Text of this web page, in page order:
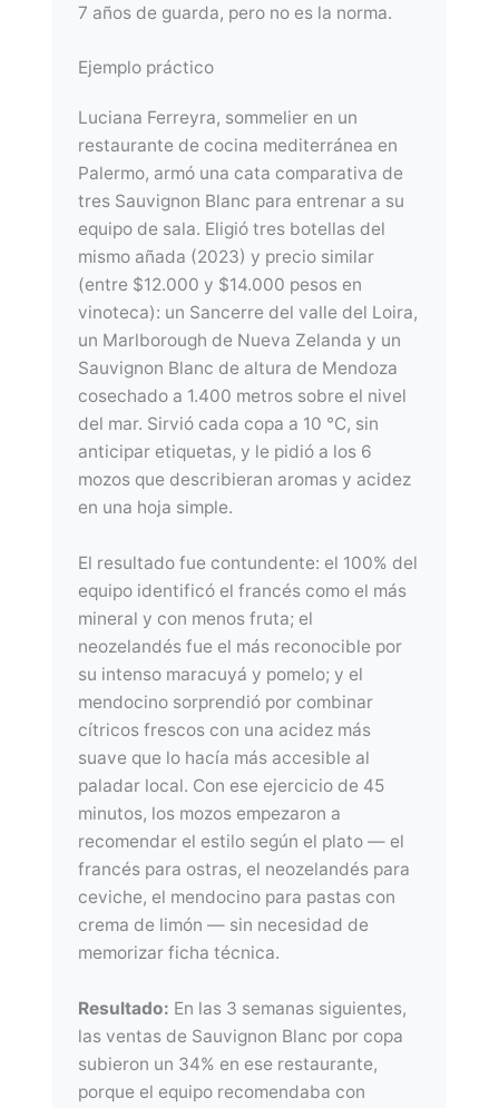
7 años de guarda, pero no es la norma.
Ejemplo práctico
Luciana Ferreyra, sommelier en un
restaurante de cocina mediterránea en
Palermo, armó una cata comparativa de
tres Sauvignon Blanc para entrenar a su
equipo de sala. Eligió tres botellas del
mismo añada (2023) y precio similar
(entre $12.000 y $14.000 pesos en
vinoteca): un Sancerre del valle del Loira,
un Marlborough de Nueva Zelanda y un
Sauvignon Blanc de altura de Mendoza
cosechado a 1.400 metros sobre el nivel
del mar. Sirvió cada copa a 10 °C, sin
anticipar etiquetas, y le pidió a los 6
mozos que describieran aromas y acidez
en una hoja simple.
El resultado fue contundente: el 100% del
equipo identificó el francés como el más
mineral y con menos fruta; el
neozelandés fue el más reconocible por
su intenso maracuyá y pomelo; y el
mendocino sorprendió por combinar
cítricos frescos con una acidez más
suave que lo hacía más accesible al
paladar local. Con ese ejercicio de 45
minutos, los mozos empezaron a
recomendar el estilo según el plato — el
francés para ostras, el neozelandés para
ceviche, el mendocino para pastas con
crema de limón — sin necesidad de
memorizar ficha técnica.
Resultado: En las 3 semanas siguientes,
las ventas de Sauvignon Blanc por copa
subieron un 34% en ese restaurante,
porque el equipo recomendaba con